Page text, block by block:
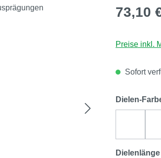
Regulärer
73,10
Preise inkl.
Sofort
Dielen-
Dielenlänge